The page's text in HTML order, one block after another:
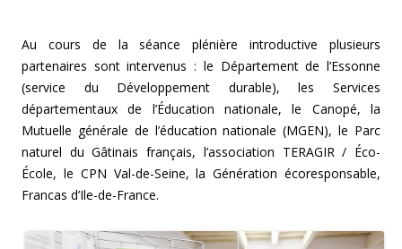
Au cours de la séance plénière introductive plusieurs
partenaires sont intervenus : le Département de l’Essonne
(service du Développement durable), les Services
départementaux de l’Éducation nationale, le Canopé, la
Mutuelle générale de l’éducation nationale (MGEN), le Parc
naturel du Gâtinais français, l’association TERAGIR / Éco-
École, le CPN Val-de-Seine, la Génération écoresponsable,
Francas d’Ile-de-France.